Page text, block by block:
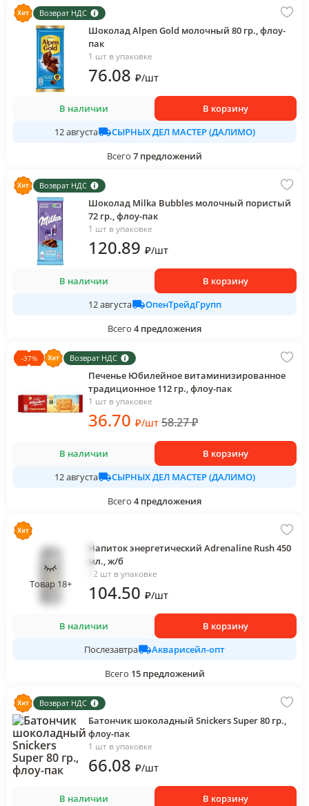
Возврат НДС
Шоколад Alpen Gold молочный 80 гр., флоу-
пак
1 шт в упаковке
76.08 ₽/шт
В наличии
В корзину
12 августа
СЫРНЫХ ДЕЛ МАСТЕР (ДАЛИМО)
Всего 7 предложений
Возврат НДС
Шоколад Milka Bubbles молочный пористый
72 гр., флоу-пак
1 шт в упаковке
120.89 ₽/шт
В наличии
В корзину
12 августа
ОпенТрейдГрупп
Всего 4 предложения
-37% Возврат НДС
Печенье Юбилейное витаминизированное
традиционное 112 гр., флоу-пак
1 шт в упаковке
36.70 ₽/шт 58.27₽
В наличии
В корзину
12 августа
СЫРНЫХ ДЕЛ МАСТЕР (ДАЛИМО)
Всего 4 предложения
Товар 18+
Напиток энергетический Adrenaline Rush 450
мл., ж/б
12 шт в упаковке
104.50 ₽/шт
В наличии
В корзину
Послезавтра
Акварисейл-опт
Всего 15 предложений
Возврат НДС
Батончик шоколадный Snickers Super 80 гр.,
флоу-пак
1 шт в упаковке
66.08 ₽/шт
В наличии
В корзину